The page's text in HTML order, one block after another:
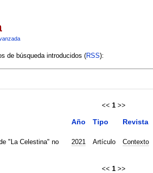
de búsqueda introducidos (RSS):
<< 1 >>
Año Tipo Revista
"La Celestina" no
2021 Artículo Contexto
<< 1 >>